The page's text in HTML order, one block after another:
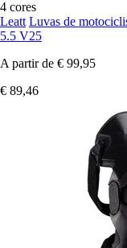
4 cores
Leatt Luvas de
5.5 V25
A partir de € 99,95
€ 89,46